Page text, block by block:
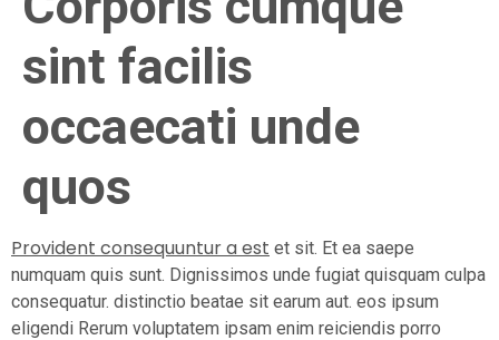
sint facilis
occaecati unde
quos
Provident consequuntur a est et sit. Et ea saepe
numquam quis sunt. Dignissimos unde fugiat quisquam culpa
consequatur. distinctio beatae sit earum aut. eos ipsum
eligendi Rerum voluptatem ipsam enim reiciendis porro